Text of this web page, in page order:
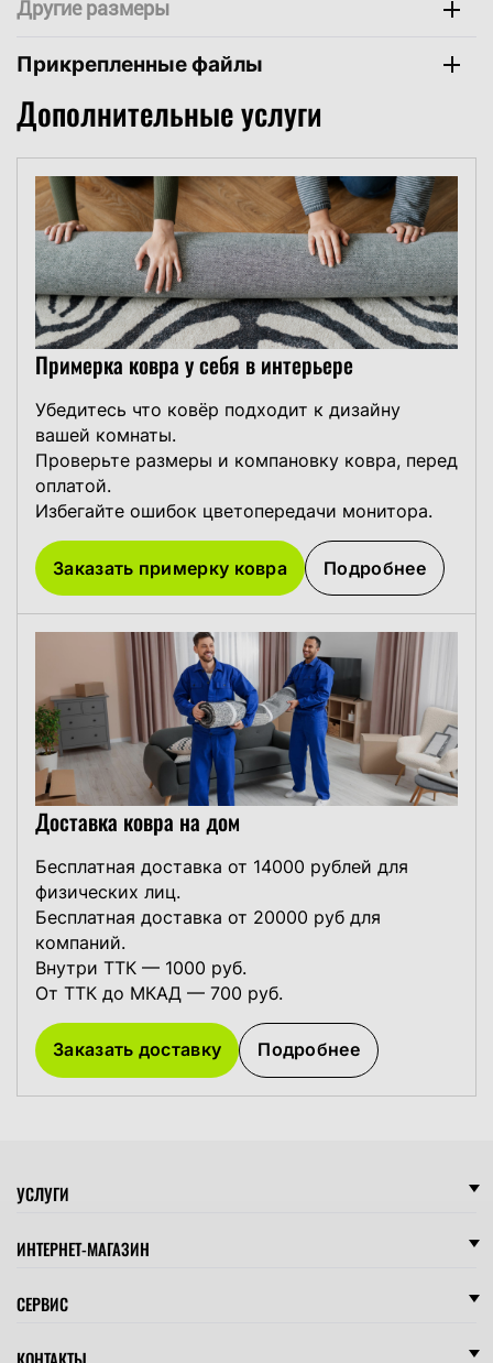
Компаньоны
Прикрепленные файлы
Дополнительные услуги
Примерка ковра у себя в интерьере
Убедитесь что ковёр подходит к дизайну
вашей комнаты.
Проверьте размеры и компановку ковра, перед
оплатой.
Избегайте ошибок цветопередачи монитора.
Заказать примерку ковра Подробнее
Доставка ковра на дом
Бесплатная доставка от 14000 рублей для
физических лиц.
Бесплатная доставка от 20000 руб для
компаний.
Внутри ТТК — 1000 руб.
От ТТК до МКАД — 700 руб.
Заказать доставку Подробнее
УСЛУГИ
ИНТЕРНЕТ-МАГАЗИН
СЕРВИС
КОНТАКТЫ